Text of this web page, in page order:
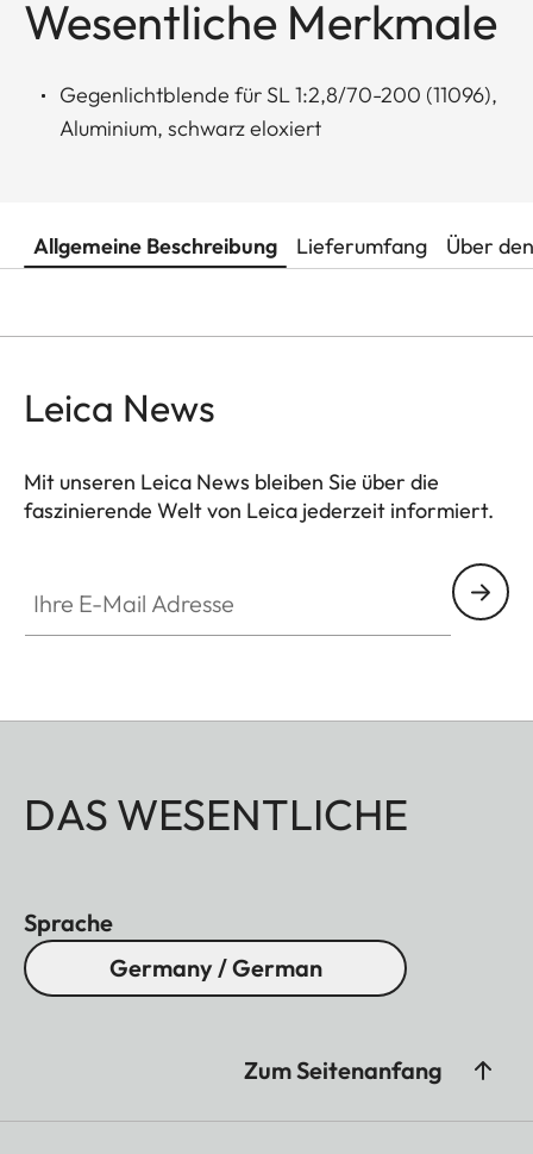
Wesentliche Merkmale
Gegenlichtblende für SL 1:2,8/70-200 (11096),
Aluminium, schwarz eloxiert
Allgemeine Beschreibung Lieferumfang Über
Leica News
Mit unseren Leica News bleiben Sie über die
faszinierende Welt von Leica jederzeit informiert.
DAS WESENTLICHE
Sprache
Germany / German
Zum Seitenanfang